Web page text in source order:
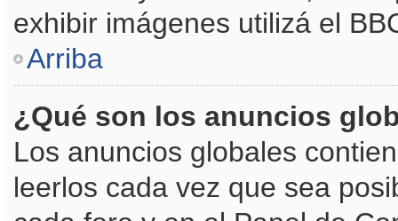
exhibir imágenes utilizá el
Arriba
¿Qué son los anuncios
Los anuncios globales
leerlos cada vez que sea